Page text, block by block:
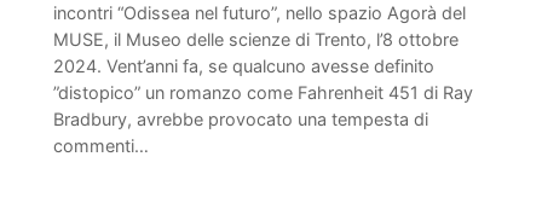
incontri “Odissea nel futuro”, nello spazio Agorà del
MUSE, il Museo delle scienze di Trento, l’8 ottobre
2024. Vent’anni fa, se qualcuno avesse definito
”distopico” un romanzo come Fahrenheit 451 di Ray
Bradbury, avrebbe provocato una tempesta di
commenti…